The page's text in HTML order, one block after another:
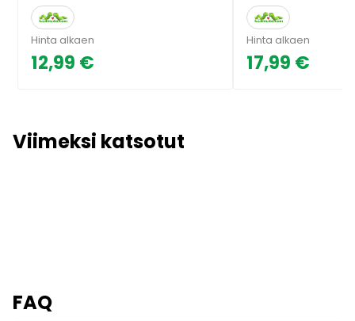
Hinta alkaen
12,99 €
Hinta alkaen
17,99 €
Viimeksi katsotut
FAQ